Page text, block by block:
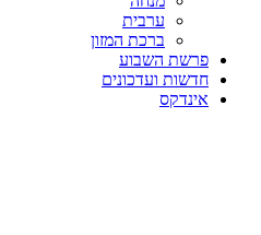
ערבית
ברכת המזון
פרשת השבוע
חדשות ועדכונים
אינדקס